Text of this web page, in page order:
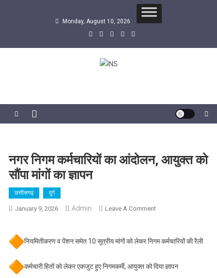
Monday, August 10, 2026
नगर निगम कर्मचारियों का आंदोलन, आयुक्त को
सौंपा मांगों का ज्ञापन
छत्तीसगढ़ दुर्ग
January 9, 2026 Admin Leave A CommentOn
कर्मचारियों
आंदोलन,
नियमितीकरण व पेंशन समेत 10 सूत्रीय मांगों को लेकर निगम कर्मचारियों की रैली
कर्मचारी हितों को लेकर एकजुट हुए निगमकर्मी, आयुक्त को दिया ज्ञापन